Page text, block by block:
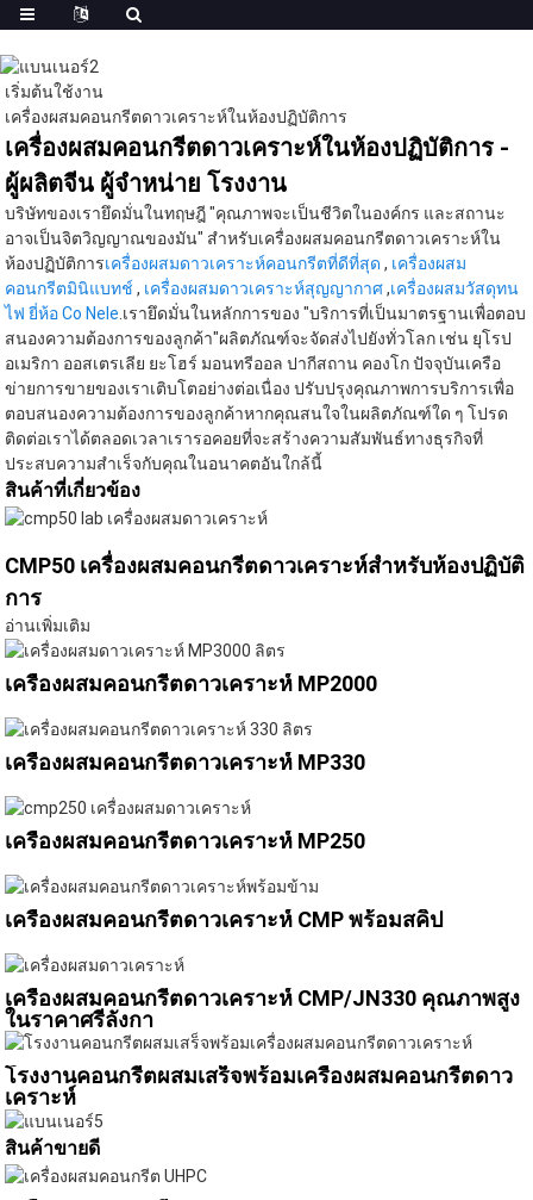
เริ่มต้นใช้งาน
เครื่องผสมคอนกรีตดาวเคราะห์ในห้องปฏิบัติการ
เครื่องผสมคอนกรีตดาวเคราะห์ในห้องปฏิบัติการ -
ผู้ผลิตจีน ผู้จำหน่าย โรงงาน
บริษัทของเรายึดมั่นในทฤษฎี "คุณภาพจะเป็นชีวิตในองค์กร และสถานะ
อาจเป็นจิตวิญญาณของมัน" สำหรับเครื่องผสมคอนกรีตดาวเคราะห์ใน
ห้องปฏิบัติการเครื่องผสมดาวเคราะห์คอนกรีตที่ดีที่สุด , เครื่องผสม
คอนกรีตมินิแบทช์ , เครื่องผสมดาวเคราะห์สุญญากาศ,เครื่องผสมวัสดุทน
ไฟ ยี่ห้อ Co Nele .เรายึดมั่นในหลักการของ "บริการที่เป็นมาตรฐานเพื่อตอบ
สนองความต้องการของลูกค้า"ผลิตภัณฑ์จะจัดส่งไปยังทั่วโลก เช่น ยุโรป
อเมริกา ออสเตรเลีย ยะโฮร์ มอนทรีออล ปากีสถาน คองโก ปัจจุบันเครือ
ข่ายการขายของเราเติบโตอย่างต่อเนื่อง ปรับปรุงคุณภาพการบริการเพื่อ
ตอบสนองความต้องการของลูกค้าหากคุณสนใจในผลิตภัณฑ์ใด ๆ โปรด
ติดต่อเราได้ตลอดเวลาเรารอคอยที่จะสร้างความสัมพันธ์ทางธุรกิจที่
ประสบความสำเร็จกับคุณในอนาคตอันใกล้นี้
สินค้าที่เกี่ยวข้อง
CMP50 เครื่องผสมคอนกรีตดาวเคราะห์สำหรับห้องปฏิบัติ
การ
อ่านเพิ่มเติม
เครื่องผสมคอนกรีตดาวเคราะห์ MP2000
เครื่องผสมคอนกรีตดาวเคราะห์ MP330
เครื่องผสมคอนกรีตดาวเคราะห์ MP250
เครื่องผสมคอนกรีตดาวเคราะห์ CMP พร้อมสคิป
เครื่องผสมคอนกรีตดาวเคราะห์ CMP/JN330 คุณภาพสูง
ในราคาศรีลังกา
โรงงานคอนกรีตผสมเสร็จพร้อมเครื่องผสมคอนกรีตดาว
เคราะห์
สินค้าขายดี